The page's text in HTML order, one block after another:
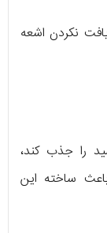
نکردن اشعه
را جذب کند،
ساخته این